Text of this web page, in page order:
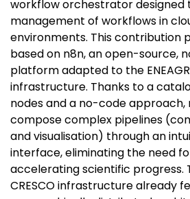
workflow orchestrator designed
management of workflows in
environments. This contribution
based on n8n, an open-source,
platform adapted to the
infrastructure. Thanks to a
nodes and a no-code
compose complex pipelines
and visualisation) through an
interface, eliminating the need
accelerating scientific progress.
CRESCO infrastructure already